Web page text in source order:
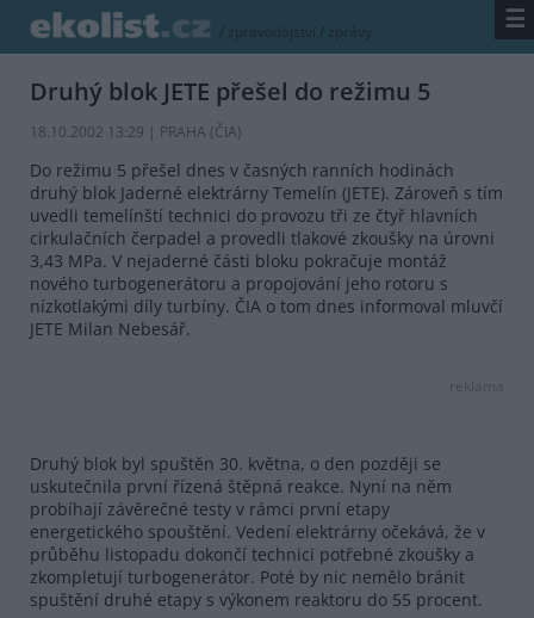
/ zpravodajství / zprávy ☰
Druhý blok JETE přešel do režimu 5
18.10.2002 13:29 | PRAHA (ČIA)
Do režimu 5 přešel dnes v časných ranních hodinách
druhý blok Jaderné elektrárny Temelín (JETE). Zároveň s tím
uvedli temelínští technici do provozu tři ze čtyř hlavních
cirkulačních čerpadel a provedli tlakové zkoušky na úrovni
3,43 MPa. V nejaderné části bloku pokračuje montáž
nového turbogenerátoru a propojování jeho rotoru s
nízkotlakými díly turbíny. ČIA o tom dnes informoval mluvčí
JETE Milan Nebesář.
reklama
Druhý blok byl spuštěn 30. května, o den později se
uskutečnila první řízená štěpná reakce. Nyní na něm
probíhají závěrečné testy v rámci první etapy
energetického spouštění. Vedení elektrárny očekává, že v
průběhu listopadu dokončí technici potřebné zkoušky a
zkompletují turbogenerátor. Poté by nic nemělo bránit
spuštění druhé etapy s výkonem reaktoru do 55 procent.